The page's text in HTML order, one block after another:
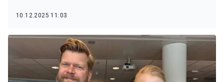
10.12.2025 11:03